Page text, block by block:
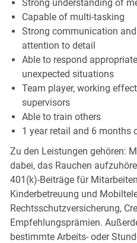
Strong understanding of
Capable of multi-tasking
Strong communication
attention to detail
Able to respond
unexpected situations
Team player, working
supervisors
Able to train others
1 year retail and 6 months
Zu den Leistungen gehören:
dabei, das Rauchen
401(k)-Beiträge für
Kinderbetreuung und
Rechtsschutzversicherung,
Empfehlungsprämien.
bestimmte Arbeits- oder